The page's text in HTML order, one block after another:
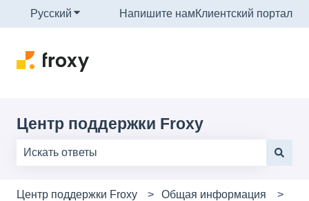
Русский Показать подменю для переводов
Напишите намКлиентский портал
Центр поддержки Froxy
Центр поддержки Froxy
Общая информация